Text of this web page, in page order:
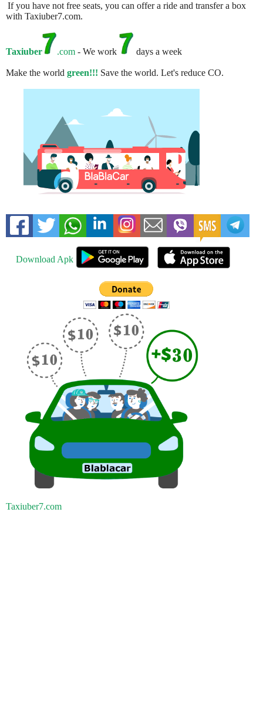
If you have not free seats, you can offer a ride and transfer a box
with Taxiuber7.com.
Taxiuber .com - We work days a week
Make the world green!!! Save the world. Let's reduce CO.
Download Apk
Taxiuber7.com